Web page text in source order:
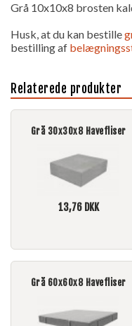
Grå 10x10x8 brosten
Husk, at du kan bestille
bestilling af
Relaterede produkter
Grå 30x30x8 Havefliser
13,76DKK
Grå 60x60x8 Havefliser